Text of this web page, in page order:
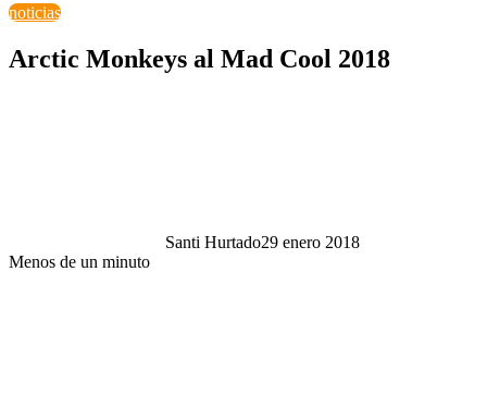
noticias
Arctic Monkeys al Mad Cool 2018
Santi Hurtado29 enero 2018
Menos de un minuto